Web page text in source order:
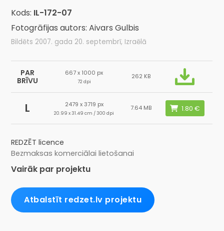
Kods: IL-172-07
Fotogrāfijas autors: Aivars Gulbis
Bildēts 2007. gada 20. septembrī, Izraēlā
PAR
BRĪVU
667 x 1000 px
72 dpi
262 KB
L 2479 x 3719 px
20.99 x 31.49 cm / 300 dpi
7.64 MB
REDZĒT licence
Bezmaksas komerciālai lietošanai
Vairāk par projektu
Atbalstīt redzet.lv projektu